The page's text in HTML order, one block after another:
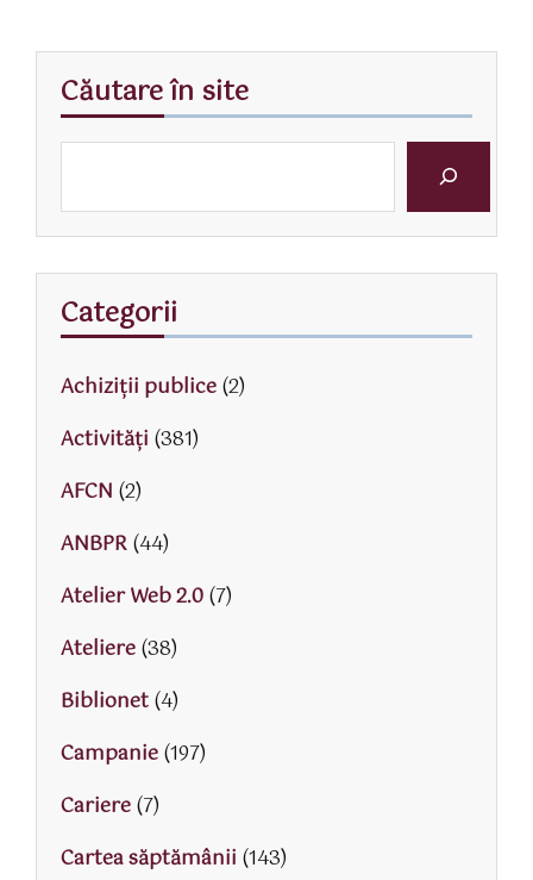
Căutare în site
Categorii
Achiziții publice(2)
Activităţi (381)
AFCN (2)
ANBPR(44)
Atelier Web 2.0(7)
Ateliere(38)
Biblionet(4)
Campanie(197)
Cariere(7)
Cartea săptămânii (143)